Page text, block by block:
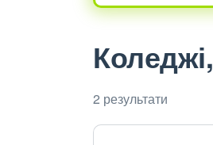
2 результати